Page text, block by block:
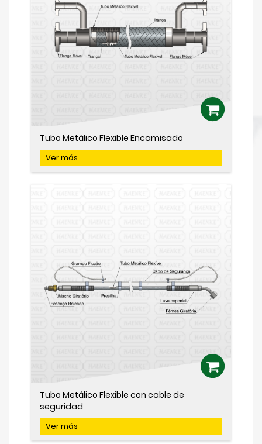
Tubo Metálico Flexible Encamisado
Ver más
Tubo Metálico Flexible con cable de
seguridad
Ver más